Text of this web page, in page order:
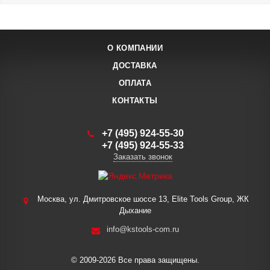
О КОМПАНИИ
ДОСТАВКА
ОПЛАТА
КОНТАКТЫ
+7 (495) 924-55-30
+7 (495) 924-55-33
Заказать звонок
Москва, ул. Дмитровское шоссе 13, Elite Tools Group, ЖК
Дыхание
info@kstools-com.ru
© 2009-2026 Все права защищены.